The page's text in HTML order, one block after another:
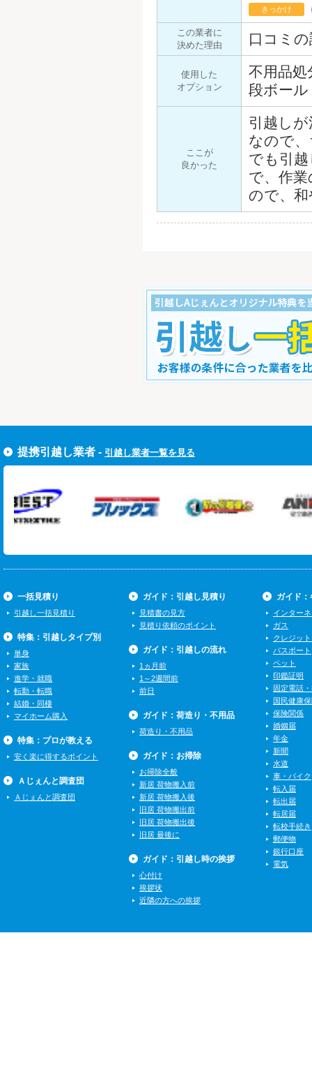
きっかけ
この業者に
決めた理由
口コミ
使用した
オプション
不用品処
段ボー
ここが
良かった
引越し
なので
でも引
で、作
ので、
提携引越し業者 - 引越し業者一覧を見る
一括見積り
引越し一括見積り
特集：引越しタイプ別
単身
家族
進学・就職
転勤・転職
結婚・同棲
マイホーム購入
特集：プロが教える
安く楽に得するポイント
Ａじぇんと調査団
Ａじぇんと調査団
ガイド：引越し見積り
見積書の見方
見積り依頼のポイント
ガイド：引越しの流れ
1ヵ月前
1～2週間前
前日
ガイド：荷造り・不用品
荷造り・不用品
ガイド：お掃除
お掃除全般
新居 荷物搬入前
新居 荷物搬入後
旧居 荷物搬出前
旧居 荷物搬出後
旧居 最後に
ガイド：引越し時の挨拶
心付け
挨拶状
近隣の方への挨拶
ガイド
インター
ガス
クレジッ
パスポート
ペット
印鑑証明
固定電話
国民健康
保険関係
婚姻届
年金
新聞
水道
車・バイク
転入届
転出届
転居届
転校手続き
郵便物
銀行口座
電気